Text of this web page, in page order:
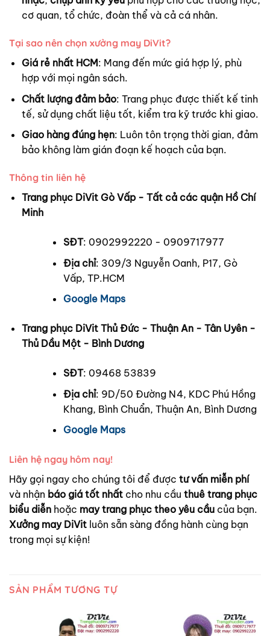
cơ quan, tổ chức, đoàn thể và cả cá nhân.
Tại sao nên chọn xưởng may DiVit?
Giá rẻ nhất HCM: Mang đến mức giá hợp lý, phù
hợp với mọi ngân sách.
Chất lượng đảm bảo: Trang phục được thiết kế tinh
tế, sử dụng chất liệu tốt, kiểm tra kỹ trước khi giao.
Giao hàng đúng hẹn: Luôn tôn trọng thời gian, đảm
bảo không làm gián đoạn kế hoạch của bạn.
Thông tin liên hệ
Trang phục DiVit Gò Vấp - Tất cả các quận Hồ Chí
Minh
SĐT: 0902992220 - 0909717977
Địa chỉ: 309/3 Nguyễn Oanh, P17, Gò
Vấp, TP.HCM
Google Maps
Trang phục DiVit Thủ Đức - Thuận An - Tân Uyên -
Thủ Dầu Một - Bình Dương
SĐT: 09468 53839
Địa chỉ: 9D/50 Đường N4, KDC Phú Hồng
Khang, Bình Chuẩn, Thuận An, Bình Dương
Google Maps
Liên hệ ngay hôm nay!
Hãy gọi ngay cho chúng tôi để được tư vấn miễn phí
và nhận báo giá tốt nhất cho nhu cầu thuê trang phục
biểu diễn hoặc may trang phục theo yêu cầu của bạn.
Xưởng may DiVit luôn sẵn sàng đồng hành cùng bạn
trong mọi sự kiện!
SẢN PHẨM TƯƠNG TỰ